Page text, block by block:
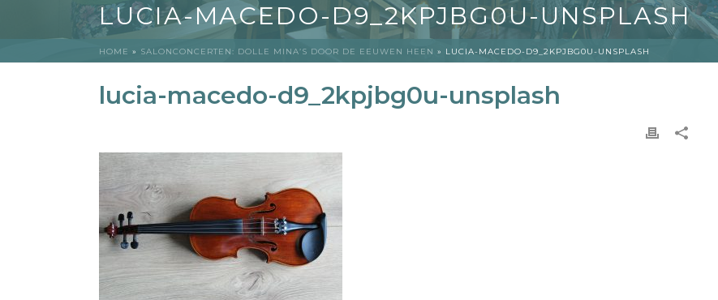
LUCIA-MACEDO-D9_2KPJBG0U-UNSPLASH
HOME » SALONCONCERTEN: DOLLE MINA’S DOOR DE EEUWEN HEEN » LUCIA-MACEDO-D9_2KPJBG0U-UNSPLASH
lucia-macedo-d9_2kpjbg0u-unsplash